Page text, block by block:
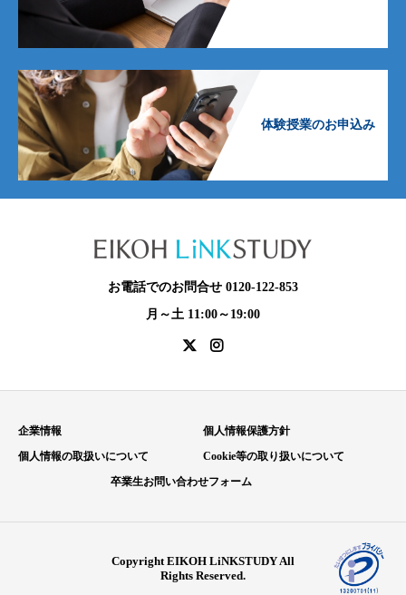
体験授業のお申込み
お電話でのお問合せ 0120-122-853
月～土 11:00～19:00
企業情報
個人情報保護方針
個人情報の取扱いについて
Cookie等の取り扱いについて
卒業生お問い合わせフォーム
Copyright EIKOH LiNKSTUDY All
Rights Reserved.